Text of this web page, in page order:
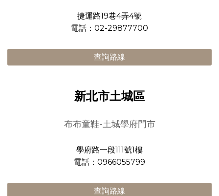
捷運路19巷4弄4號
電話：02-29877700
查詢路線
新北市土城區
布布童鞋-土城學府門市
學府路一段111號1樓
電話：0966055799
查詢路線